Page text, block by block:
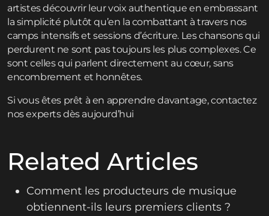
artistes découvrir leur voix authentique en embrassant
la simplicité plutôt qu’en la combattant à travers nos
camps intensifs et sessions d’écriture. Les chansons qui
perdurent ne sont pas toujours les plus complexes. Ce
sont celles qui parlent directement au cœur, sans
encombrement et honnêtes.
Si vous êtes prêt à en apprendre davantage,contactez
nos experts dès aujourd’hui
Related Articles
Comment les producteurs de musique
obtiennent-ils leurs premiers clients ?